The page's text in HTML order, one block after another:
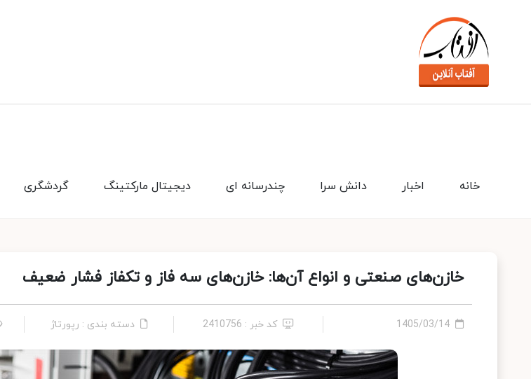
گردشگری دیجیتال مارکتینگ چندرسانه ای دانش سرا اخبار خانه
خازن‌های صنعتی و انواع آن‌ها: خازن‌های سه فاز و تکفاز فشار ضعیف
1405/03/14 کد خبر : 2410756 دسته بندی : رپورتاژ